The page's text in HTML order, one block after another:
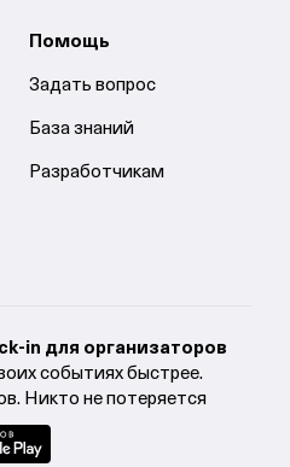
Помощь
Задать вопрос
База знаний
Разработчикам
in для организаторов
событиях быстрее.
Никто не потеряется